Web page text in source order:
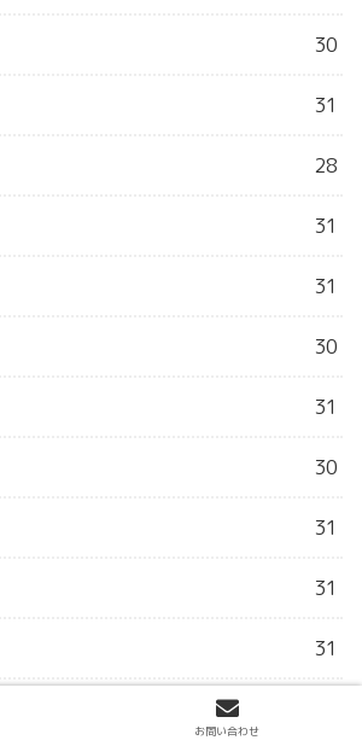
30
31
28
31
31
30
31
30
31
31
31
お問い合わせ